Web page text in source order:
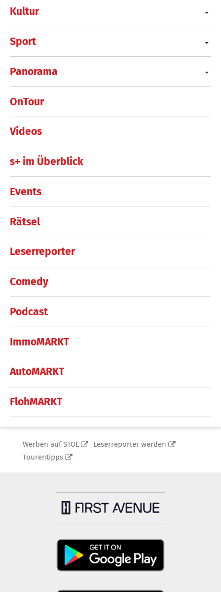
Kultur
Sport
Panorama
OnTour
Videos
s+ im Überblick
Events
Rätsel
Leserreporter
Comedy
Podcast
ImmoMARKT
AutoMARKT
FlohMARKT
Werben auf STOL
Leserreporter werden
Tourentipps